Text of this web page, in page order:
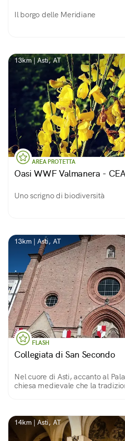
Il borgo delle Meridiane
13km | Asti, AT
AREA PROTETTA
Oasi WWF Valmanera -
Uno scrigno di biodiversità
13km | Asti, AT
FLASH
Collegiata di San Secondo
Nel cuore di Asti, accanto al
chiesa medievale che la
14km | Asti, AT